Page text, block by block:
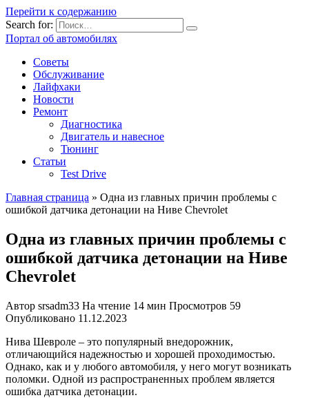
Перейти к содержанию
Search for:
Портал об автомобилях
Советы
Обслуживание
Лайфхаки
Новости
Ремонт
Диагностика
Двигатель и навесное
Тюнинг
Статьи
Test Drive
Главная страница » Одна из главных причин проблемы с
ошибкой датчика детонации на Ниве Chevrolet
Одна из главных причин проблемы с
ошибкой датчика детонации на Ниве
Chevrolet
Автор srsadm33 На чтение 14 мин Просмотров 59
Опубликовано 11.12.2023
Нива Шевроле – это популярный внедорожник,
отличающийся надежностью и хорошей проходимостью.
Однако, как и у любого автомобиля, у него могут возникать
поломки. Одной из распространенных проблем является
ошибка датчика детонации.